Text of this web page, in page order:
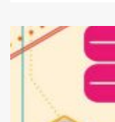
Um
encontro,
lembranças